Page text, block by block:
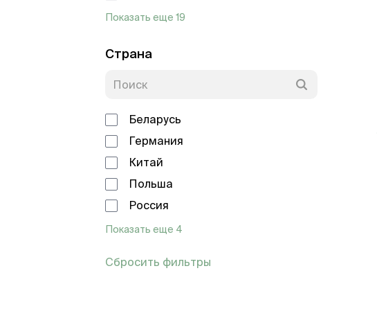
Показать еще 19
Страна
Беларусь
Германия
Китай
Польша
Россия
Показать еще 4
Сбросить фильтры